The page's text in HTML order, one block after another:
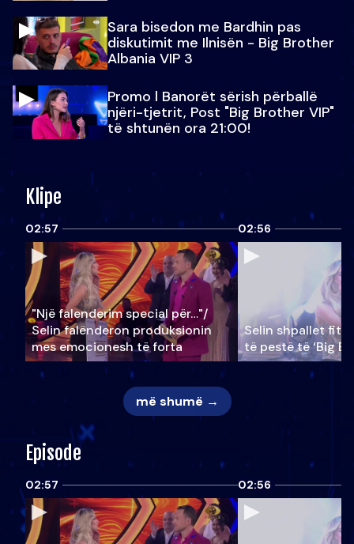
Sara bisedon me Bardhin pas
diskutimit me Ilnisën - Big Brother
Albania VIP 3
Promo l Banorët sërish përballë
njëri-tjetrit, Post "Big Brother VIP"
të shtunën ora 21:00!
Klipe
02:57
"Një falenderim special për…"/
Selin falënderon produksionin
mes emocionesh të forta
02:56
Selin shpallet
të pestë të ‘Big
më shumë →
Episode
02:57 02:56